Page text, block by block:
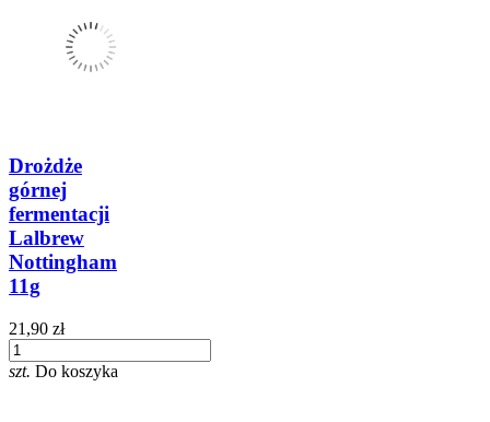
Drożdże
górnej
fermentacji
Lalbrew
Nottingham
11g
21,90 zł
szt. Do koszyka